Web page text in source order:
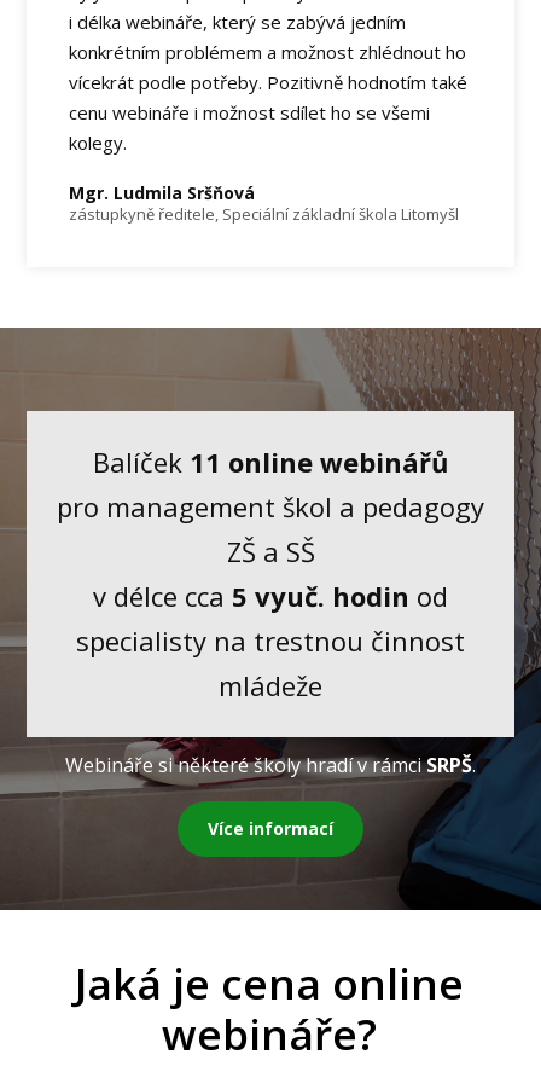
i délka webináře, který se zabývá jedním
konkrétním problémem a možnost zhlédnout ho
vícekrát podle potřeby. Pozitivně hodnotím také
cenu webináře i možnost sdílet ho se všemi
kolegy.
Mgr. Ludmila Sršňová
zástupkyně ředitele, Speciální základní škola Litomyšl
Balíček 11 online webinářů
pro management škol a pedagogy
ZŠ a SŠ
v délce cca 5 vyuč. hodin od
specialisty na trestnou činnost
mládeže
Webináře si některé školy hradí v rámciSRPŠ.
Více informací
Jaká je cena online
webináře?